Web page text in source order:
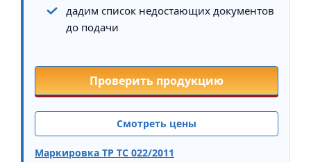
дадим список недостающих документов
до подачи
Проверить продукцию
Смотреть цены
Маркировка ТР ТС 022/2011